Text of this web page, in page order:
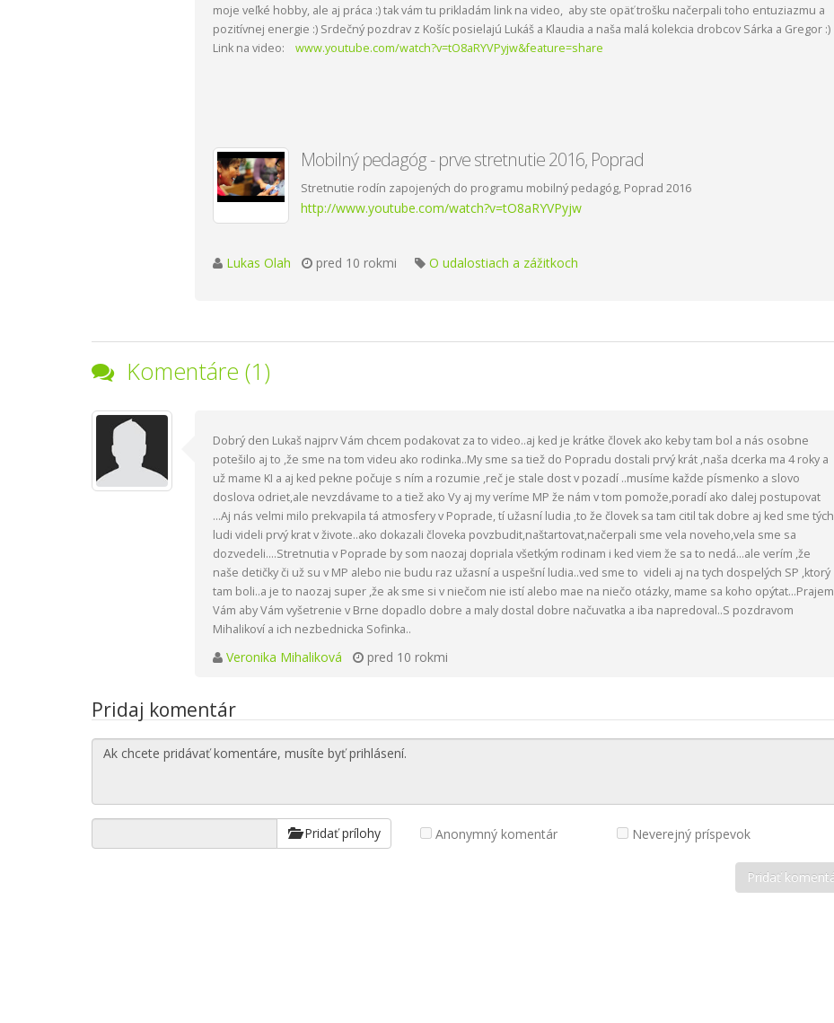
moje veľké hobby, ale aj práca :) tak vám tu prikladám link na video, aby ste opäť trošku načerpali toho entuziazmu a
pozitívnej energie :) Srdečný pozdrav z Košíc posielajú Lukáš a Klaudia a naša malá kolekcia drobcov Sárka a Gregor :)
Link na video: www.youtube.com/watch?v=tO8aRYVPyjw&feature=share
Mobilný pedagóg - prve stretnutie 2016, Poprad
Stretnutie rodín zapojených do programu mobilný pedagóg, Poprad 2016
http://www.youtube.com/watch?v=tO8aRYVPyjw
Lukas Olah pred 10 rokmi O udalostiach a zážitkoch
Komentáre (1)
Dobrý den Lukaš najprv Vám chcem podakovat za to video..aj ked je krátke človek ako keby tam bol a nás osobne
potešilo aj to ,že sme na tom videu ako rodinka..My sme sa tiež do Popradu dostali prvý krát ,naša dcerka ma 4 roky a
už mame KI a aj ked pekne počuje s ním a rozumie ,reč je stale dost v pozadí ..musíme každe písmenko a slovo
doslova odriet,ale nevzdávame to a tiež ako Vy aj my veríme MP že nám v tom pomože,poradí ako dalej postupovat
...Aj nás velmi milo prekvapila tá atmosfery v Poprade, tí užasní ludia ,to že človek sa tam citil tak dobre aj ked sme tých
ludi videli prvý krat v živote..ako dokazali človeka povzbudit,naštartovat,načerpali sme vela noveho,vela sme sa
dozvedeli....Stretnutia v Poprade by som naozaj dopriala všetkým rodinam i ked viem že sa to nedá...ale verím ,že
naše detičky či už su v MP alebo nie budu raz užasní a uspešní ludia..ved sme to videli aj na tych dospelých SP ,ktorý
tam boli..a je to naozaj super ,že ak sme si v niečom nie istí alebo mae na niečo otázky, mame sa koho opýtat...Prajem
Vám aby Vám vyšetrenie v Brne dopadlo dobre a maly dostal dobre načuvatka a iba napredoval..S pozdravom
Mihalikoví a ich nezbednicka Sofinka..
Veronika Mihaliková pred 10 rokmi
Pridaj komentár
Pridať prílohy Anonymný komentár Neverejný príspevok